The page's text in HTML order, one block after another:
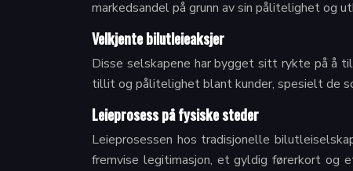
markedsandel på grunn av sin pålitelighet og
Velkjente bilutleieaksjer
Disse selskapene har bygget sitt rykte på å
tillit og pålitelighet blant kunder, spesielt de
Leieprosess på fysiske steder
Leieprosessen hos tradisjonelle
fremvise legitimasjon, et gyldig førerkort og